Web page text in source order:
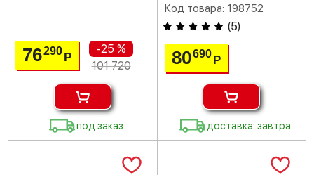
76290Р
-25 %
101 720
под заказ
Код товара: 198752
(5)
80690 Р
доставка: завтра